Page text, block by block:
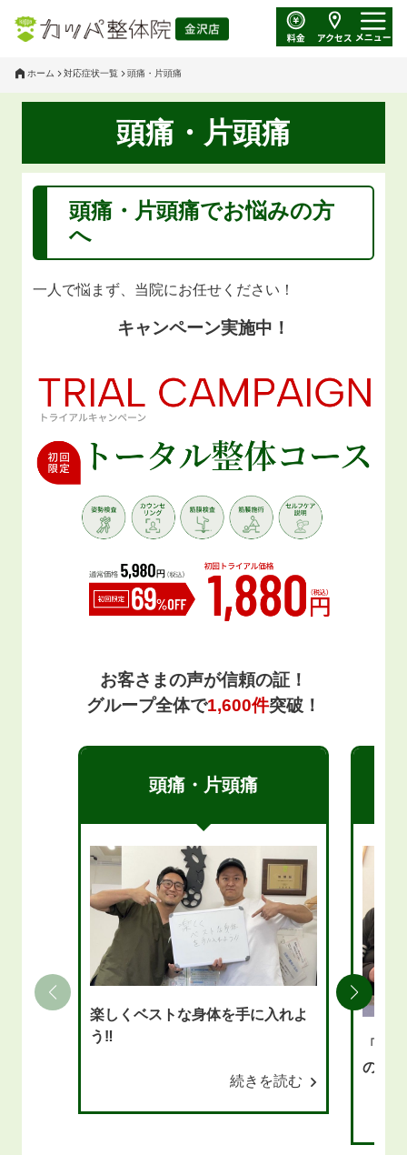
ホーム 対応症状一覧 頭痛・片頭痛
頭痛・片頭痛
頭痛・片頭痛でお悩みの方
へ
一人で悩まず、当院にお任せください！
キャンペーン実施中！
お客さまの声が信頼の証！
グループ全体で1,600件突破！
頭痛・片頭痛
楽しくベストな身体を手に入れよ
う‼
続きを読む
「頭
の施